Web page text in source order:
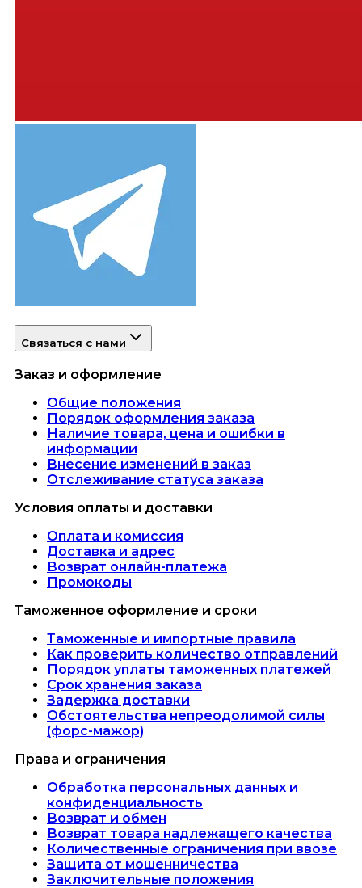
Связаться с нами
Заказ и оформление
Общие положения
Порядок оформления заказа
Наличие товара, цена и ошибки в
информации
Внесение изменений в заказ
Отслеживание статуса заказа
Условия оплаты и доставки
Оплата и комиссия
Доставка и адрес
Возврат онлайн-платежа
Промокоды
Таможенное оформление и сроки
Таможенные и импортные правила
Как проверить количество отправлений
Порядок уплаты таможенных платежей
Срок хранения заказа
Задержка доставки
Обстоятельства непреодолимой силы
(форс-мажор)
Права и ограничения
Обработка персональных данных и
конфиденциальность
Возврат и обмен
Возврат товара надлежащего качества
Количественные ограничения при ввозе
Защита от мошенничества
Заключительные положения